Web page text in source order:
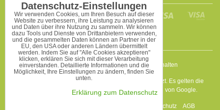
2009-2026 © Bomba s.r.o.Alle Rechte vorbehalten
Diese Seite ist durch reCAPTCHA und Google geschützt. Es gelten die
Datenschutzbestimmungena Nutzungsbedingungen von Google.
Erklärung zum Datenschutz AGB
Datenschutz-Einstellungen
Wir verwenden Cookies, um Ihren Besuch auf dieser
Website zu verbessern, ihre Leistung zu analysieren
und Daten über ihre Nutzung zu sammeln. Wir können
dazu Tools und Dienste von Drittanbietern verwenden,
und die gesammelten Daten können an Partner in der
EU, den USA oder anderen Ländern übermittelt
werden. Indem Sie auf "Alle Cookies akzeptieren"
klicken, erklären Sie sich mit dieser Verarbeitung
einverstanden. Detaillierte Informationen und die
Möglichkeit, Ihre Einstellungen zu ändern, finden Sie
unten.
Erklärung zum Datenschutz